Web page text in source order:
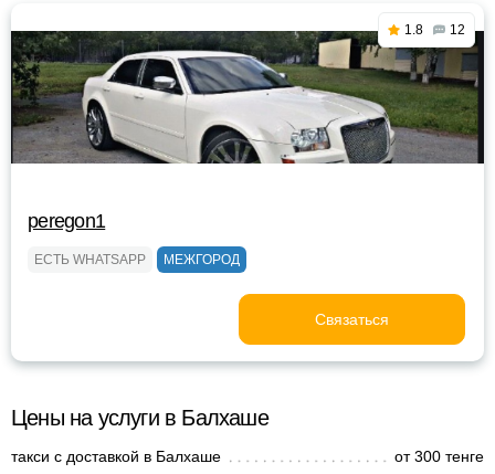
1.8 12
peregon1
ЕСТЬ WHATSAPP МЕЖГОРОД
Связаться
Цены на услуги в Балхаше
такси с доставкой в Балхаше
от 300 тенге